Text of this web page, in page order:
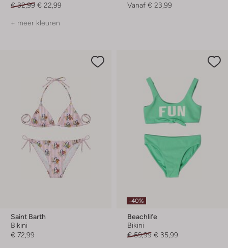
€ 32,99 € 22,99
+ meer kleuren
Vanaf € 23,99
Saint Barth
Bikini
€ 72,99
-40%
Beachlife
Bikini
€ 59,99 € 35,99